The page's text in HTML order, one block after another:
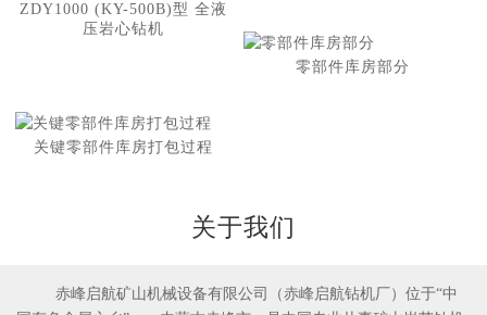
ZDY1000 (KY-500B)型 全液
压岩心钻机
零部件库房部分
关键零部件库房打包过程
关于我们
赤峰启航矿山机械设备有限公司（赤峰启航钻机厂）位于“中